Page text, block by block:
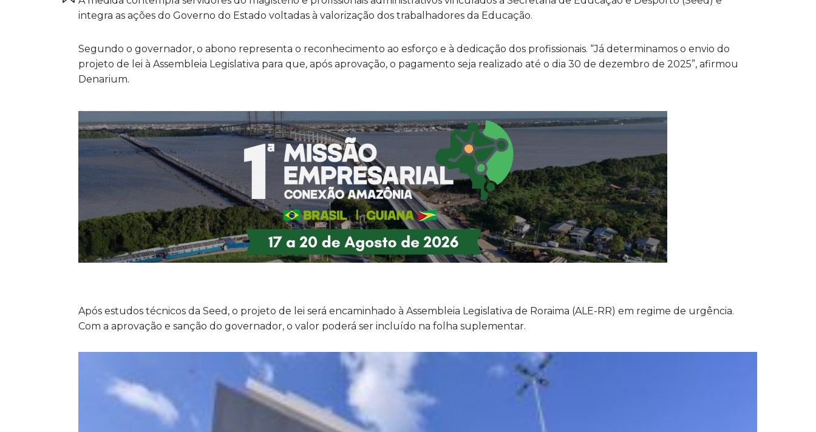
integra as ações do Governo do Estado voltadas à valorização dos trabalhadores da Educação.
Segundo o governador, o abono representa o reconhecimento ao esforço e à dedicação dos profissionais. “Já determinamos o envio do
projeto de lei à Assembleia Legislativa para que, após aprovação, o pagamento seja realizado até o dia 30 de dezembro de 2025”, afirmou
Denarium.
Após estudos técnicos da Seed, o projeto de lei será encaminhado à Assembleia Legislativa de Roraima (ALE-RR) em regime de urgência.
Com a aprovação e sanção do governador, o valor poderá ser incluído na folha suplementar.